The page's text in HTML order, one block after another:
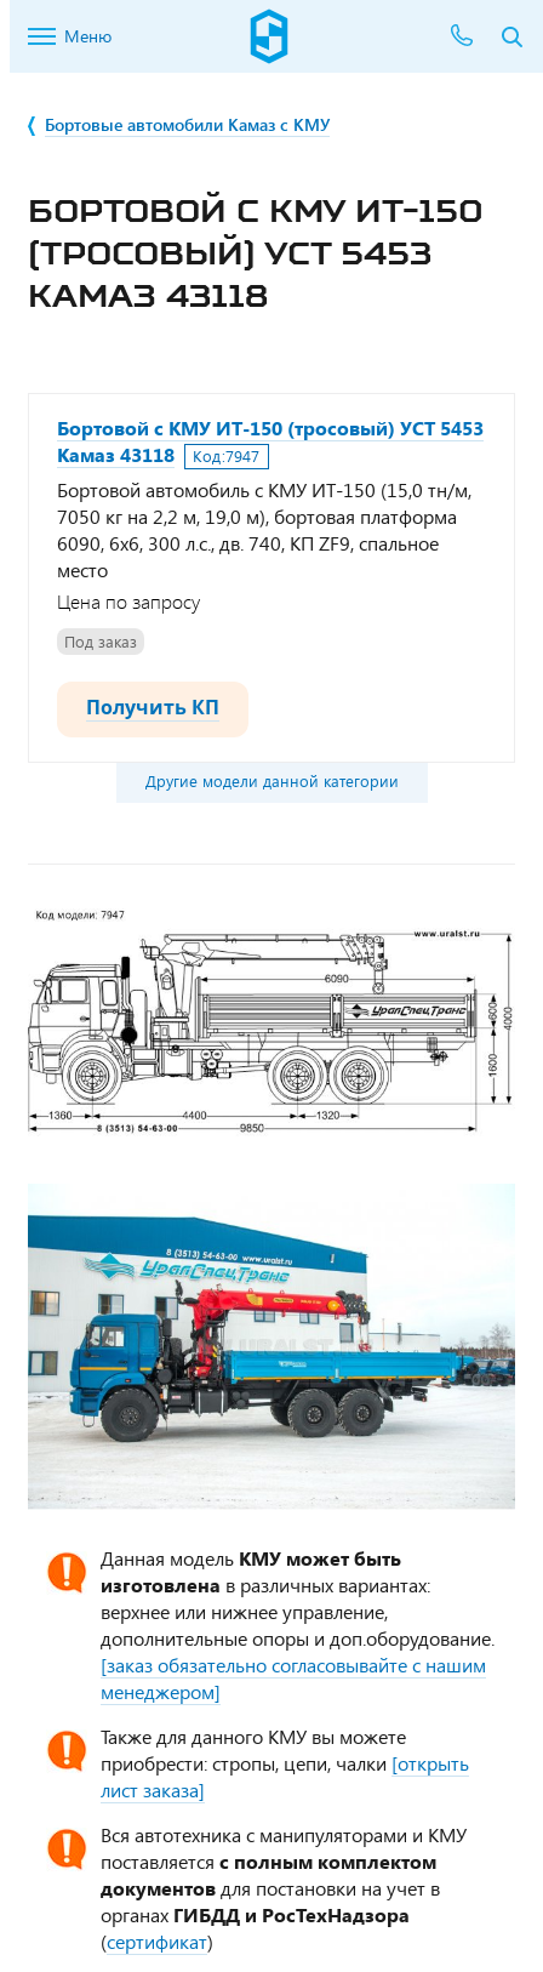
Меню
Бортовые автомобили Камаз с КМУ
БОРТОВОЙ С КМУ ИТ-150
(ТРОСОВЫЙ) УСТ 5453
КАМАЗ 43118
Бортовой с КМУ ИТ-150 (тросовый) УСТ 5453
Камаз 43118
Код:7947
Бортовой автомобиль с КМУ ИТ-150 (15,0 тн/м,
7050 кг на 2,2 м, 19,0 м), бортовая платформа
6090, 6х6, 300 л.с., дв. 740, КП ZF9, спальное
место
Цена по запросу
Под заказ
Получить КП
Другие модели данной категории
Данная модель КМУ может быть
изготовлена в различных вариантах:
верхнее или нижнее управление,
дополнительные опоры и доп.оборудование.
[заказ обязательно согласовывайте с нашим
менеджером]
Также для данного КМУ вы можете
приобрести: стропы, цепи, чалки [открыть
лист заказа]
Вся автотехника с манипуляторами и КМУ
поставляется с полным комплектом
документов для постановки на учет в
органах ГИБДД и РосТехНадзора
(сертификат)